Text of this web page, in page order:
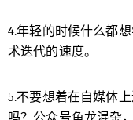
4.年轻的时候什么都
术迭代的速度。
5.不要想着在自媒体
习。买几本书系统
杂，有优质的，但
较好，特别是两
买，对比着学。
扫描二维码继续阅读